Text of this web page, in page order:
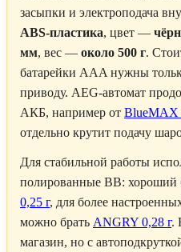
засыпки и электроподача
ABS-пластика, цвет —
мм, вес — около 500 г.
батарейки AAA нужны
приводу. AEG-автомат
АКБ, например от BlueMAX
отдельно крутит подачу
Для стабильной работы
полированные BB:
0,25 г, для более
можно брать ANGRY 0,28 г.
магазин, но с